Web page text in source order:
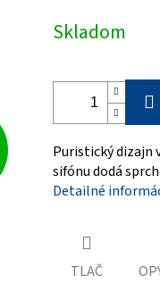
cena:
Skladom
Puristický dizajn
sifónu dodá
Detailné
TLAČ